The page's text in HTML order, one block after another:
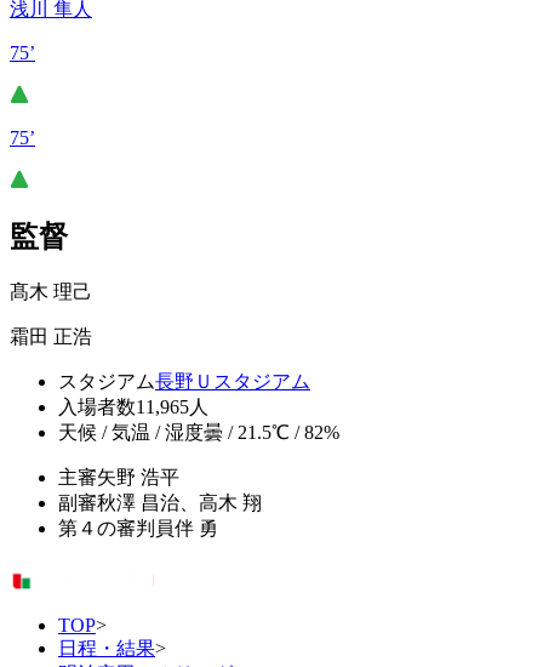
浅川 隼人
75’
75’
監督
髙木 理己
霜田 正浩
スタジアム長野Ｕスタジアム
入場者数11,965人
天候 / 気温 / 湿度曇 / 21.5℃ / 82%
主審矢野 浩平
副審秋澤 昌治、高木 翔
第４の審判員伴 勇
TOP>
日程・結果>